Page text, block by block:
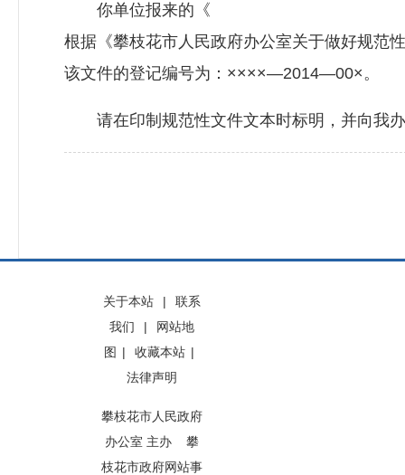
你单位报来的《 》，经审查，
根据《攀枝花市人民政府办公室关于做好规范
该文件的登记编号为：××××—2014—00×。
请在印制规范性文件文本时标明，并向我办
关于本站 |
联系
我们
|
网站地
图 | 收藏本站 |
法律声明
攀枝花市人民政府
办公室 主办 攀
枝花市政府网站事